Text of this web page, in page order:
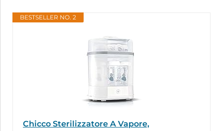
BESTSELLER NO. 2
Chicco Sterilizzatore A Vapore,